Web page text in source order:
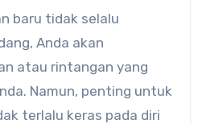
baru tidak selalu
Anda akan
atau rintangan yang
Namun, penting untuk
terlalu keras pada diri